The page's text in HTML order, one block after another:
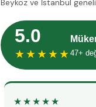
Beykoz ve İstanbul
5.0
★★★★★ 47+
★★★★★